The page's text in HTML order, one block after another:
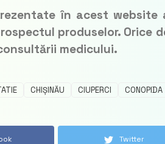
în acest
produselor. Orice
medicului.
CHIȘINĂU CIUPERCI CONOPIDA
Twitter